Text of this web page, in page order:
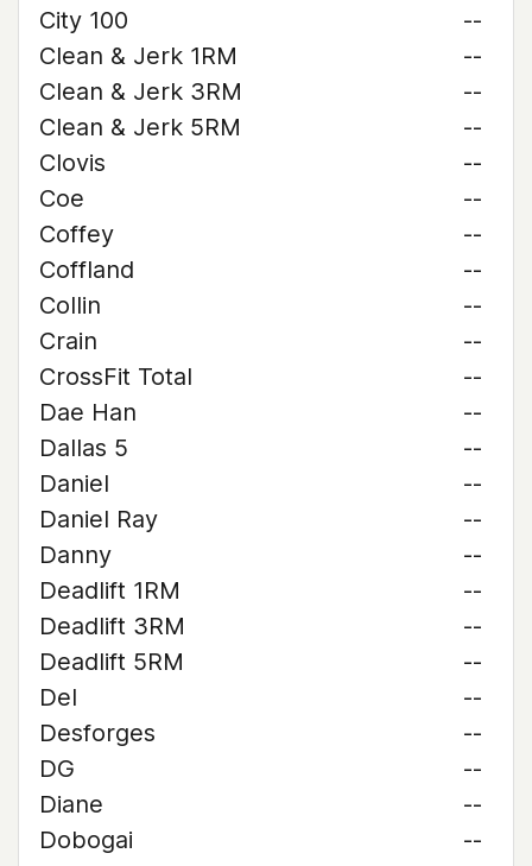
City 100
--
Clean & Jerk 1RM
--
Clean & Jerk 3RM
--
Clean & Jerk 5RM
--
Clovis
--
Coe
--
Coffey
--
Coffland
--
Collin
--
Crain
--
CrossFit Total
--
Dae Han
--
Dallas 5
--
Daniel
--
Daniel Ray
--
Danny
--
Deadlift 1RM
--
Deadlift 3RM
--
Deadlift 5RM
--
Del
--
Desforges
--
DG
--
Diane
--
Dobogai
--